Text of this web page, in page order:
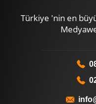
Türkiye 'nin en